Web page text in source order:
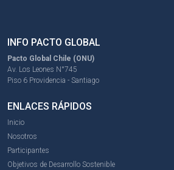
INFO PACTO GLOBAL
Pacto Global Chile (ONU)
Av. Los Leones N°745
Piso 6 Providencia - Santiago
ENLACES RÁPIDOS
Inicio
Nosotros
Participantes
Objetivos de Desarrollo Sostenible